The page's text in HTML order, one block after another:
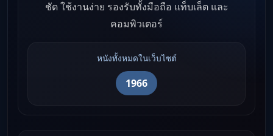
ชัด ใช้งานง่าย รองรับทั้งมือถือ แท็บเล็ต และ
คอมพิวเตอร์
หนังทั้งหมดในเว็บไซต์
1966